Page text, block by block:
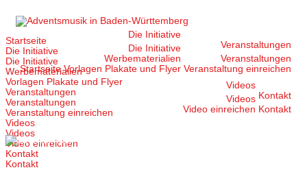
Inhalt
Startseite
Die Initiative
Die Initiative
Werbematerialien
Vorlagen Plakate und Flyer
Veranstaltungen
Veranstaltungen
Veranstaltung einreichen
Videos
Videos
Video einreichen
Kontakt
Kontakt
Startseite
Die Initiative
Die Initiative
Werbematerialien
Vorlagen Plakate und Flyer
Veranstaltungen
Veranstaltungen
Veranstaltung einreichen
Videos
Videos
Video einreichen
Kontakt
Kontakt